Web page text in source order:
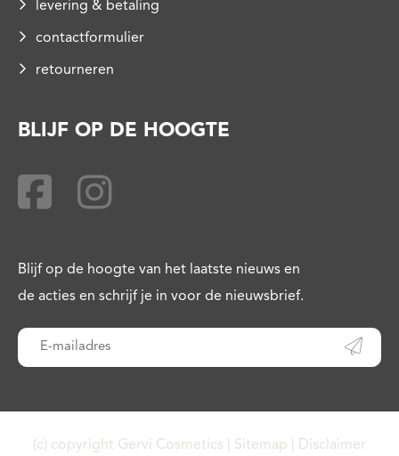
levering & betaling
contactformulier
retourneren
BLIJF OP DE HOOGTE
Blijf op de hoogte van het laatste nieuws en
de acties en schrijf je in voor de nieuwsbrief.
(c) copyright Gervi Cosmetics | Sitemap Disclaimer